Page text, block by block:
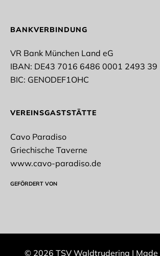
BANKVERBINDUNG
VR Bank München Land eG
IBAN: DE43 7016 6486 0001 2493 39
BIC: GENODEF1OHC
VEREINSGASTSTÄTTE
Cavo Paradiso
Griechische Taverne
www.cavo-paradiso.de
GEFÖRDERT VON
© 2026 TSV Waldtrudering |